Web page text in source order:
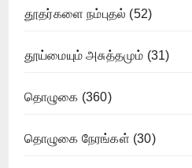
தூதர்களை நம்புதல் (52)
தூய்மையும் அசுத்தமும் (31)
தொழுகை (360)
தொழுகை நேரங்கள் (30)